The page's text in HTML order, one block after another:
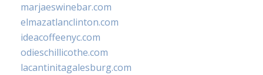
marjaeswinebar.com
elmazatlanclinton.com
ideacoffeenyc.com
odieschillicothe.com
lacantinitagalesburg.com